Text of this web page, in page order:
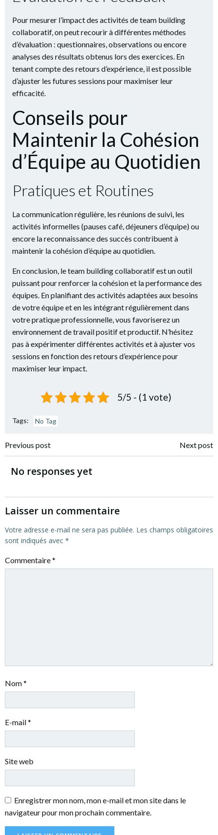
Pour mesurer l’impact des activités de team building
collaboratif, on peut recourir à différentes méthodes
d’évaluation : questionnaires, observations ou encore
analyses des résultats obtenus lors des exercices. En
tenant compte des retours d’expérience, il est possible
d’ajuster les futures sessions pour maximiser leur
efficacité.
Conseils pour
Maintenir la Cohésion
d’Équipe au Quotidien
Pratiques et Routines
La communication régulière, les réunions de suivi, les
activités informelles (pauses café, déjeuners d’équipe) ou
encore la reconnaissance des succès contribuent à
maintenir la cohésion d’équipe au quotidien.
En conclusion, le team building collaboratif est un outil
puissant pour renforcer la cohésion et la performance des
équipes. En planifiant des activités adaptées aux besoins
de votre équipe et en les intégrant régulièrement dans
votre pratique professionnelle, vous favoriserez un
environnement de travail positif et productif. N’hésitez
pas à expérimenter différentes activités et à ajuster vos
sessions en fonction des retours d’expérience pour
maximiser leur impact.
5/5 - (1 vote)
Tags: No Tag
Post
navigation
Previous post Next post
No responses yet
Laisser un commentaire
Votre adresse e-mail ne sera pas publiée. Les champs obligatoires
sont indiqués avec *
Commentaire*
Nom*
E-mail*
Site web
Enregistrer mon nom, mon e-mail et mon site dans le
navigateur pour mon prochain commentaire.